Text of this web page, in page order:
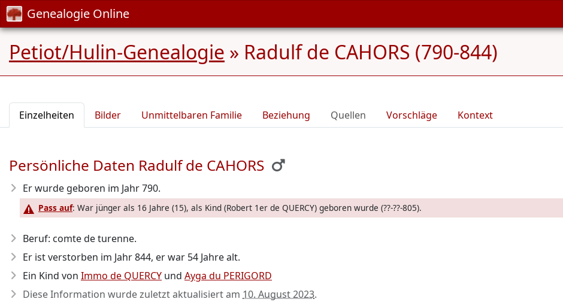
Genealogie Online
Petiot/Hulin-Genealogie » Radulf de CAHORS (790-844)
Einzelheiten Bilder Unmittelbaren Familie Beziehung Quellen Vorschläge Kontext
Persönliche Daten Radulf de CAHORS
Er wurde geboren im Jahr 790.
Pass auf: War jünger als 16 Jahre (15), als Kind (Robert 1er de QUERCY) geboren wurde (??-??-805).
Beruf: comte de turenne.
Er ist verstorben im Jahr 844, er war 54 Jahre alt.
Ein Kind von Immo de QUERCY und Ayga du PERIGORD
Diese Information wurde zuletzt aktualisiert am 10. August 2023.